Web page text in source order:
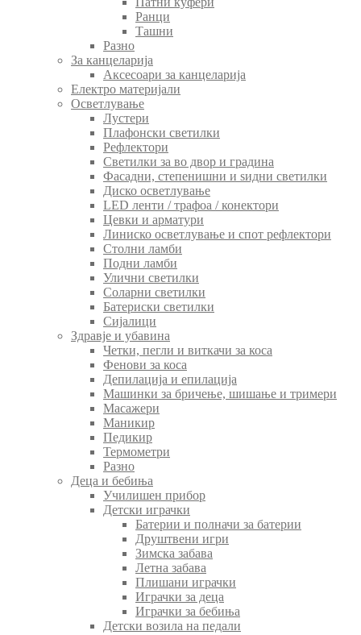
Ранци
Ташни
Разно
За канцеларија
Аксесоари за канцеларија
Електро материјали
Осветлување
Лустери
Плафонски светилки
Рефлектори
Светилки за во двор и градина
Фасадни, степенишни и ѕидни светилки
Диско осветлување
LED ленти / трафоа / конектори
Цевки и арматури
Линиско осветлување и спот рефлектори
Столни ламби
Подни ламби
Улични светилки
Соларни светилки
Батериски светилки
Сијалици
Здравје и убавина
Четки, пегли и виткачи за коса
Фенови за коса
Депилација и епилација
Машинки за бричење, шишање и тримери
Масажери
Маникир
Педикир
Термометри
Разно
Деца и бебиња
Училишен прибор
Детски играчки
Батерии и полначи за батерии
Друштвени игри
Зимска забава
Летна забава
Плишани играчки
Играчки за деца
Играчки за бебиња
Детски возила на педали